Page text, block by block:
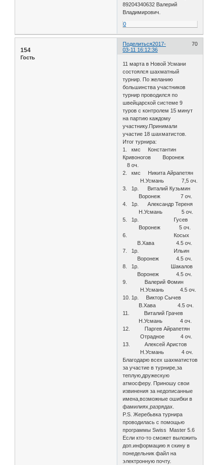
89204340632 Валерий
Владимирович.
0
Поделиться 70
2017-
03-11 16:12:36
154
Гость
11 марта в Новой Усмани
состоялся шахматный
турнир. По желанию
большинства участников
турнир проводился по
швейцарской системе 9
туров с контролем 15 минут
на партию каждому
участнику.Принимали
участие 18 шахматистов.
Итог турнира:
1. кмс Константин
Кривоногов Воронеж
8 оч.
2. кмс Никита Айрапетян
Н.Усмань 7,5 оч.
3. 1р. Виталий Кузьмин
Воронеж 7 оч.
4. 1р. Александр Тереня
Н.Усмань 5 оч.
5. 1р. Гусев
Воронеж 5 оч.
6. Косых
В.Хава 4.5 оч.
7. 1р. Ильин
Воронеж 4.5 оч.
8. 1р. Шакалов
Воронеж 4.5 оч.
9. Валерий Фомин
Н.Усмань 4.5 оч.
10. 1р. Виктор Сычев
В.Хава 4.5 оч.
11. Виталий Грачев
Н.Усмань 4 оч.
12. Паргев Айрапетян
Отрадное 4 оч.
13. Алексей Аристов
Н.Усмань 4 оч.
Благодарю всех шахматистов
за участие в турнире,за
теплую,дружескую
атмосферу. Приношу свои
извинения за недописанные
имена,возможные ошибки в
фамилиях,разрядах.
P.S. Жеребьвка турнира
проводилась с помощью
программы Swiss Master 5.6
Если кто-то сможет выложить
доп.информацию я скину в
понедельник файл на
электронную почту.